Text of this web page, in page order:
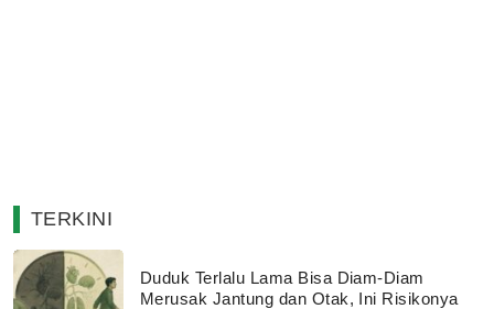
TERKINI
Duduk Terlalu Lama Bisa Diam-Diam
Merusak Jantung dan Otak, Ini Risikonya